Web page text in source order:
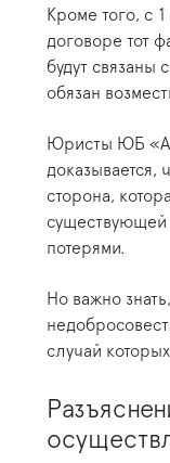
Кроме того, с
договоре тот
будут связаны
обязан
Юристы ЮБ
доказывается,
сторона,
существующей
потерями.
Но важно
случай